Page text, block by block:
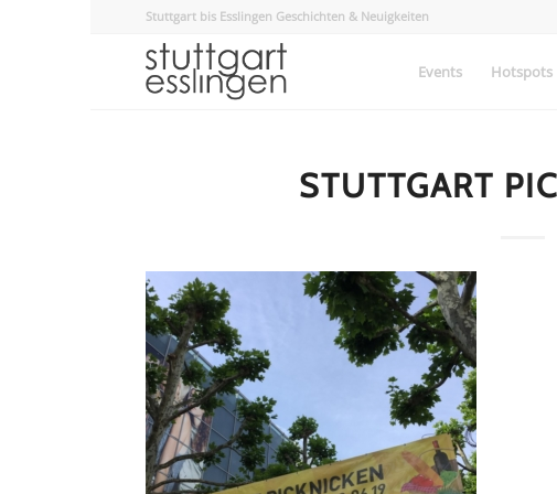
Stuttgart bis Esslingen Geschichten & Neuigkeiten
Events Hotspots
STUTTGART